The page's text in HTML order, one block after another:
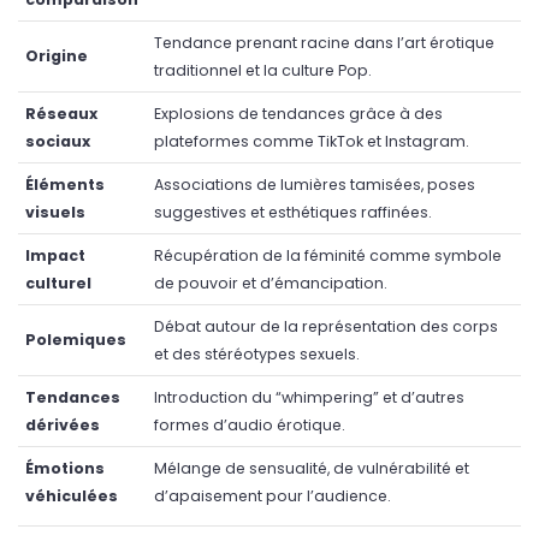
Origine
Tendance prenant racine dans l’art érotique
traditionnel et la culture Pop.
Réseaux
sociaux
Explosions de tendances grâce à des
plateformes comme TikTok et Instagram.
Éléments
visuels
Associations de lumières tamisées, poses
suggestives et esthétiques raffinées.
Impact
culturel
Récupération de la féminité comme symbole
de pouvoir et d’émancipation.
Polemiques
Débat autour de la représentation des corps
et des stéréotypes sexuels.
Tendances
dérivées
Introduction du “whimpering” et d’autres
formes d’audio érotique.
Émotions
véhiculées
Mélange de sensualité, de vulnérabilité et
d’apaisement pour l’audience.